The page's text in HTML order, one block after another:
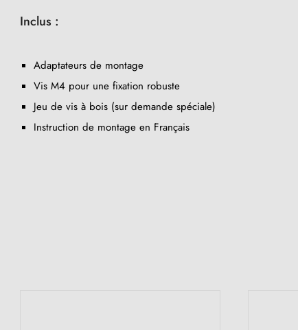
Inclus :
Adaptateurs de montage
Vis M4 pour une fixation robuste
Jeu de vis à bois (sur demande spéciale)
Instruction de montage en Français